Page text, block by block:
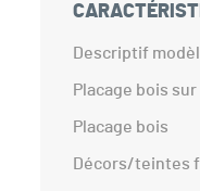
Descriptif
Placage bois
Placage bois
Décors/teintes